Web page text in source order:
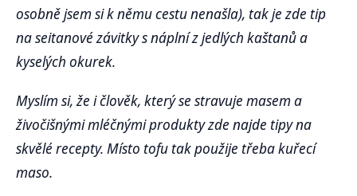
osobně jsem si k němu cestu nenašla), tak je zde tip
na seitanové závitky s náplní z jedlých kaštanů a
kyselých okurek.
Myslím si, že i člověk, který se stravuje masem a
živočišnými mléčnými produkty zde najde tipy na
skvělé recepty. Místo tofu tak použije třeba kuřecí
maso.